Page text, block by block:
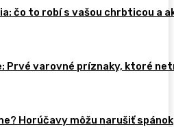
čo to robí s vašou chrbticou a
Prvé varovné príznaky, ktoré
Horúčavy môžu narušiť spánok